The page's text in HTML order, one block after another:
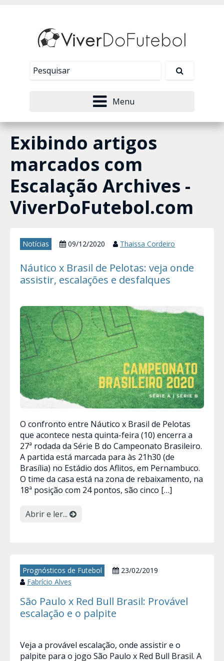
Menu
Exibindo artigos
marcados com
Escalação Archives -
ViverDoFutebol.com
Notícias 09/12/2020 Thaissa Cordeiro
Náutico x Brasil de Pelotas: veja onde
assistir, escalações e desfalques
O confronto entre Náutico x Brasil de Pelotas
que acontece nesta quinta-feira (10) encerra a
27ª rodada da Série B do Campeonato Brasileiro.
A partida está marcada para às 21h30 (de
Brasília) no Estádio dos Aflitos, em Pernambuco.
O time da casa está na zona de rebaixamento, na
18ª posição com 24 pontos, são cinco […]
Abrir e ler...
Prognósticos de Futebol
23/02/2019
Fabrício Alves
São Paulo x Red Bull Brasil: Provável
escalação e o palpite
Veja a provável escalação, onde assistir e o
palpite para o jogo São Paulo x Red Bull Brasil. A